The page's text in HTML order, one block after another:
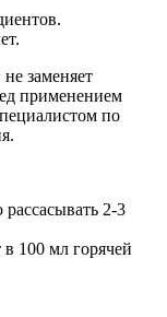
заменяет
применением
по
2-3
100 мл горячей